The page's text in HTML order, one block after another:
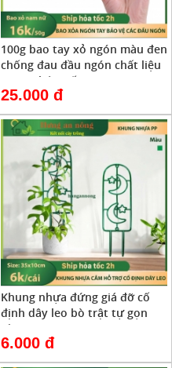
100g bao tay xỏ ngón màu đen
chống đau đầu ngón chất liệu
cao su bám tốt size 6.5cm tay
nữ ( xem trong mô tả )
25.000 đ
Khung nhựa đứng giá đỡ cố
định dây leo bò trật tự gọn
gàng szie 35x10cm ( xem trong
mô tả )
6.000 đ